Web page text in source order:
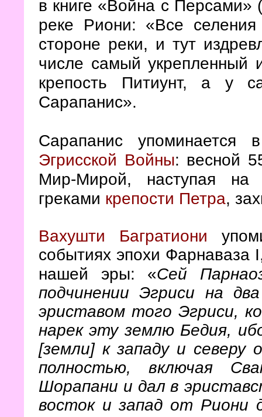
в книге «Война с Персами»
реке Риони: «Все
стороне реки, и тут
числе самый укрепленный
крепость Питиунт, а у
Сарапанис».
Сарапанис
Эгрисской Войны: весной
Мир-Мирой, наступая
греками крепости Петра,
Вахушти Багратиони
событиях эпохи Фарнаваза
нашей эры: «Сей
подчинении Эгриси на
эриставом того Эгриси,
нарек эту землю Бедия,
[земли] к западу и
полностью, включая
Шорапани и дал в
восток и запад от Риони